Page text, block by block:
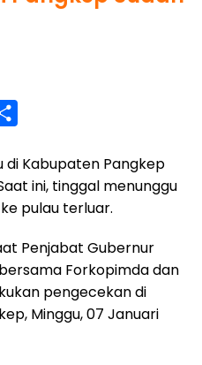
a
r
e
di Kabupaten Pangkep
ini, tinggal menunggu
pulau terluar.
Penjabat Gubernur
Forkopimda dan
pengecekan di
Minggu, 07 Januari